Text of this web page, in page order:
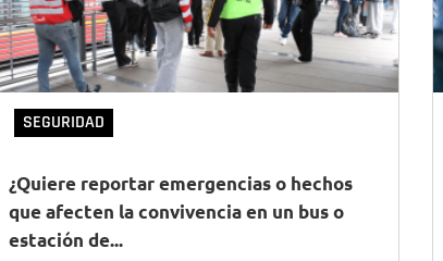
SEGURIDAD
¿Quiere reportar emergencias o hechos
que afecten la convivencia en un bus o
estación de...